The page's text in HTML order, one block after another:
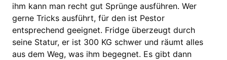
ihm kann man recht gut Sprünge ausführen. Wer
gerne Tricks ausführt, für den ist Pestor
entsprechend geeignet. Fridge überzeugt durch
seine Statur, er ist 300 KG schwer und räumt alles
aus dem Weg, was ihm begegnet. Es gibt dann